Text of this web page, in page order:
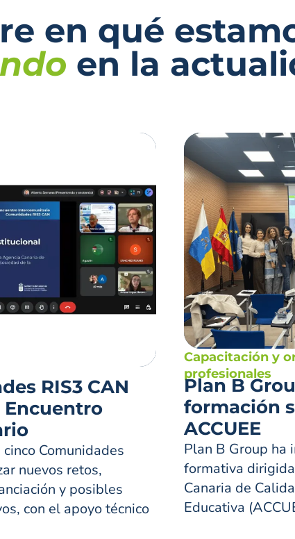
en qué
en la
RIS3 CAN
Encuentro
Comunidades
nuevos retos,
y posibles
con el apoyo técnico
Capacitación y
profesionales
Plan B
formación
ACCUEE
Plan B Group ha
formativa
Canaria de
Educativa